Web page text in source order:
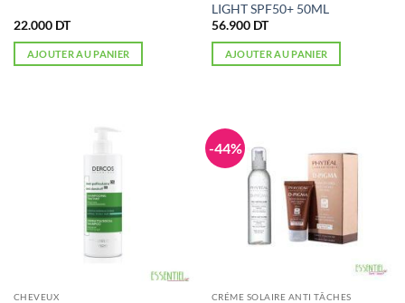
22.000 DT
AJOUTER AU PANIER
LIGHT SPF50+ 50ML
56.900 DT
AJOUTER AU PANIER
CHEVEUX
-44%
CRÉME SOLAIRE ANTI TÂCHES